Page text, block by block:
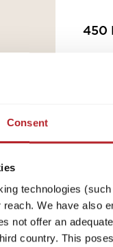
Consent
technologies
reach. We have also
not offer an
country. This
450